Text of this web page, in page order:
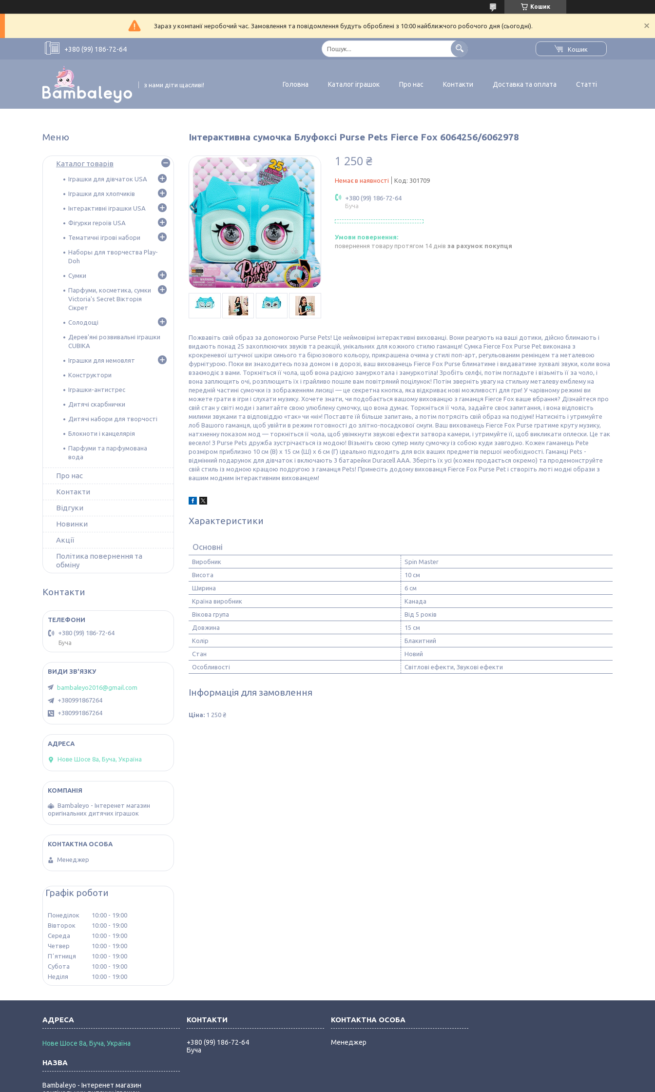
Кошик
Зараз у компанії неробочий час. Замовлення та повідомлення будуть оброблені з 10:00 найближчого робочого дня (сьогодні).
+380 (99) 186-72-64 Кошик
з нами діти щасливі! Головна Каталог іграшок Про нас Контакти Доставка та оплата Статті
Інтерактивна сумочка Блуфоксі Purse Pets Fierce Fox 6064256/6062978
1 250 ₴
Немає в наявності Код: 301709
+380 (99) 186-72-64
Буча
повернення товару протягом 14 днів за рахунок покупця
Пожвавіть свій образ за допомогою Purse Pets! Це неймовірні інтерактивні вихованці. Вони реагують на ваші дотики, дійсно блимають і
видають понад 25 захоплюючих звуків та реакцій, унікальних для кожного стилю гаманця! Сумка Fierce Fox Purse Pet виконана з
крокреневої штучної шкіри синього та бірюзового кольору, прикрашена очима у стилі поп-арт, регульованим ремінцем та металевою
фурнітурою. Поки ви знаходитесь поза домом і в дорозі, ваш вихованець Fierce Fox Purse блиматиме і видаватиме зухвалі звуки, коли вона
взаємодіє з вами. Торкніться її чола, щоб вона радісно замуркотала і замуркотіла! Зробіть селфі, потім погладьте і візьміть її за чоло, і
вона заплющить очі, розплющить їх і грайливо пошле вам повітряний поцілунок! Потім зверніть увагу на стильну металеву емблему на
передній частині сумочки із зображенням лисиці — це секретна кнопка, яка відкриває нові можливості для гри! У чарівному режимі ви
можете грати в ігри і слухати музику. Хочете знати, чи подобається вашому вихованцю з гаманця Fierce Fox ваше вбрання? Дізнайтеся про
свій стан у світі моди і запитайте свою улюблену сумочку, що вона думає. Торкніться її чола, задайте своє запитання, і вона відповість
милими звуками та відповіддю «так» чи «ні»! Поставте їй більше запитань, а потім потрясіть свій образ на подіумі! Натисніть і утримуйте
лоб Вашого гаманця, щоб увійти в режим готовності до злітно-посадкової смуги. Ваш вихованець Fierce Fox Purse гратиме круту музику,
натхненну показом мод — торкніться її чола, щоб увімкнути звукові ефекти затвора камери, і утримуйте її, щоб викликати оплески. Це так
весело! З Purse Pets дружба зустрічається із модою! Візьміть свою супер милу сумочку із собою куди завгодно. Кожен гаманець Pete
розміром приблизно 10 см (В) x 15 см (Ш) x 6 см (Г) ідеально підходить для всіх ваших предметів першої необхідності. Гаманці Pets -
відмінний подарунок для дівчаток і включають 3 батарейки Duracell AAA. Зберіть їх усі (кожен продається окремо) та продемонструйте
свій стиль із модною кращою подругою з гаманця Pets! Принесіть додому вихованця Fierce Fox Purse Pet і створіть люті модні образи з
вашим модним інтерактивним вихованцем!
Характеристики
Основні
Виробник
Spin Master
Висота
10 см
Ширина
6 см
Країна виробник
Канада
Вікова група
Від 5 років
Довжина
15 см
Колір
Блакитний
Стан
Новий
Особливості
Світлові ефекти, Звукові ефекти
Інформація для замовлення
Ціна: 1 250 ₴
Каталог товарів
Іграшки для дівчаток USA
Іграшки для хлопчиків
Інтерактивні іграшки USA
Фігурки героїв USA
Тематичні ігрові набори
Наборы для творчества Play-
Doh
Сумки
Парфуми, косметика, сумки
Victoria's Secret Вікторія
Сікрет
Солодощі
Дерев'яні розвивальні іграшки
CUBIKA
Іграшки для немовлят
Конструктори
Іграшки-антистрес
Дитячі скарбнички
Дитячі набори для творчості
Блокноти і канцелярія
Парфуми та парфумована
вода
Про нас
Контакти
Відгуки
Новинки
Акції
Політика повернення та
обміну
Контакти
+380 (99) 186-72-64
Буча
bambaleyo2016@gmail.com
+380991867264
+380991867264
Нове Шосе 8а, Буча, Україна
Bambaleyo - Інтеренет магазин
оригінальних дитячих іграшок
Менеджер
Графік роботи
Понеділок 10:00
19:00
Вівторок
10:00
19:00
Середа
10:00
19:00
Четвер
10:00
19:00
Пʼятниця
10:00
19:00
Субота
10:00
19:00
Неділя
10:00 19:00
Нове Шосе 8а, Буча, Україна
Bambaleyo - Інтеренет магазин
+380 (99) 186-72-64
Буча
Менеджер